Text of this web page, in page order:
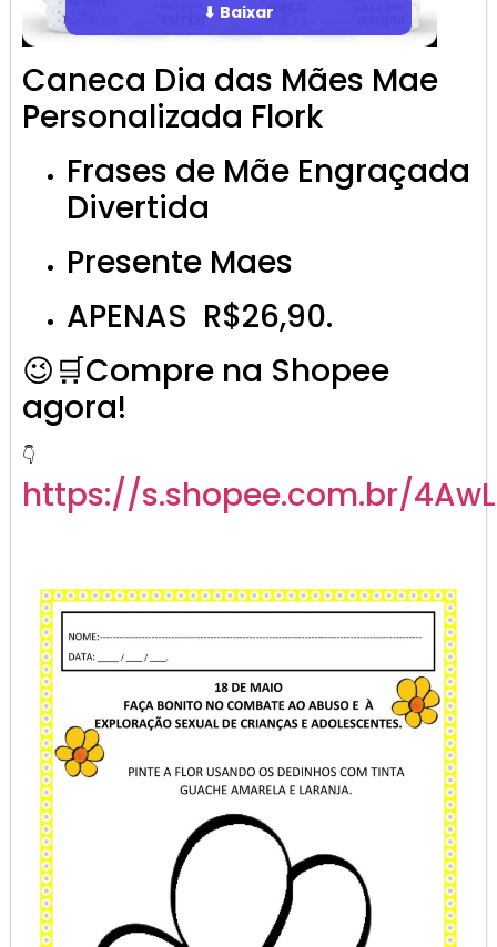
⬇ Baixar
Caneca Dia das Mães Mae
Personalizada Flork
Frases de Mãe Engraçada
Divertida
Presente Maes
APENAS R$26,90.
😉🛒Compre na Shopee
agora!
👇
https://s.shopee.com.br/